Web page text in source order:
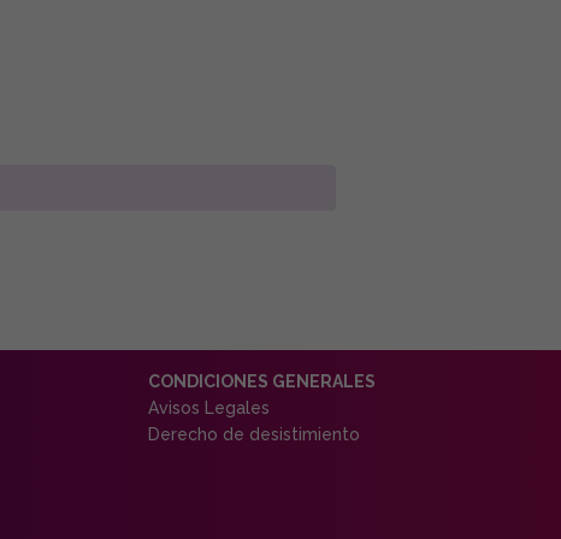
CONDICIONES GENERALES
Avisos Legales
Derecho de desistimiento